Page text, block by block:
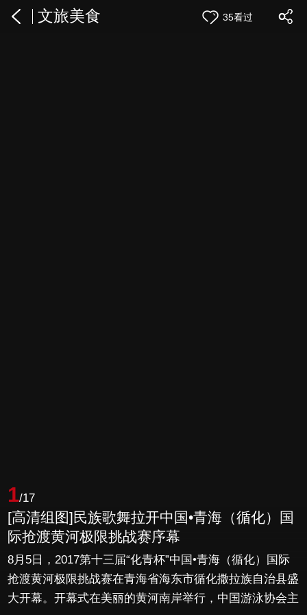
文旅美食 35看过
1/17
[高清组图]民族歌舞拉开中国•青海（循化）国
际抢渡黄河极限挑战赛序幕
8月5日，2017第十三届“化青杯”中国•青海（循化）国际
抢渡黄河极限挑战赛在青海省海东市循化撒拉族自治县盛
大开幕。开幕式在美丽的黄河南岸举行，中国游泳协会主